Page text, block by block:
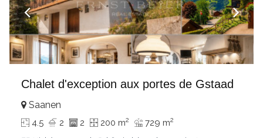
Chalet d'exception aux portes de Gstaad
Saanen
4.5 2 2 200 m2 729 m2